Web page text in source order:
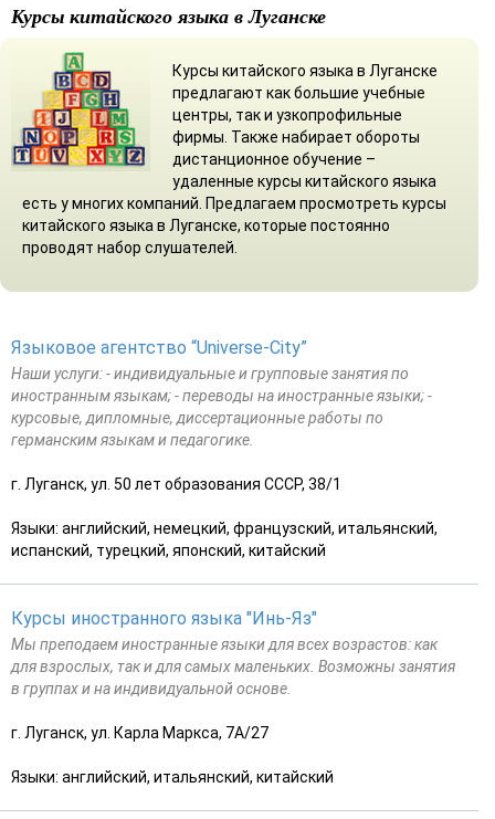
Курсы китайского языка в Луганске
Курсы китайского языка в Луганске
предлагают как большие учебные
центры, так и узкопрофильные
фирмы. Также набирает обороты
дистанционное обучение –
удаленные курсы китайского языка
есть у многих компаний. Предлагаем просмотреть курсы
китайского языка в Луганске, которые постоянно
проводят набор слушателей.
Языковое агентство “Universe-City”
Наши услуги: - индивидуальные и групповые занятия по
иностранным языкам; - переводы на иностранные языки; -
курсовые, дипломные, диссертационные работы по
германским языкам и педагогике.
г. Луганск, ул. 50 лет образования СССР, 38/1
Языки: английский, немецкий, французский, итальянский,
испанский, турецкий, японский, китайский
Курсы иностранного языка "Инь-Яз"
Мы преподаем иностранные языки для всех возрастов: как
для взрослых, так и для самых маленьких. Возможны занятия
в группах и на индивидуальной основе.
г. Луганск, ул. Карла Маркса, 7А/27
Языки: английский, итальянский, китайский